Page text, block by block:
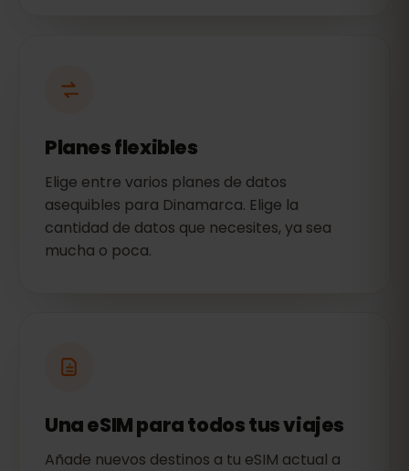
Planes flexibles
Elige entre varios planes de datos
asequibles para Dinamarca. Elige la
cantidad de datos que necesites, ya sea
mucha o poca.
Una eSIM para todos tus viajes
Añade nuevos destinos a tu eSIM actual a